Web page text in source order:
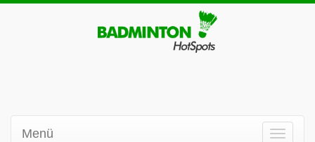
Menü